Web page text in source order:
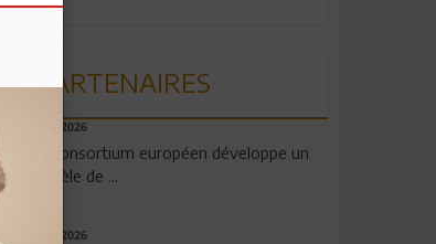
PARTENAIRES
06.08.2026
Un consortium européen développe un
modèle de ...
04.08.2026